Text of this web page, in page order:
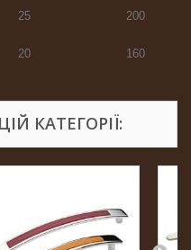
25 200
20 160
КАТЕГОРІЇ: